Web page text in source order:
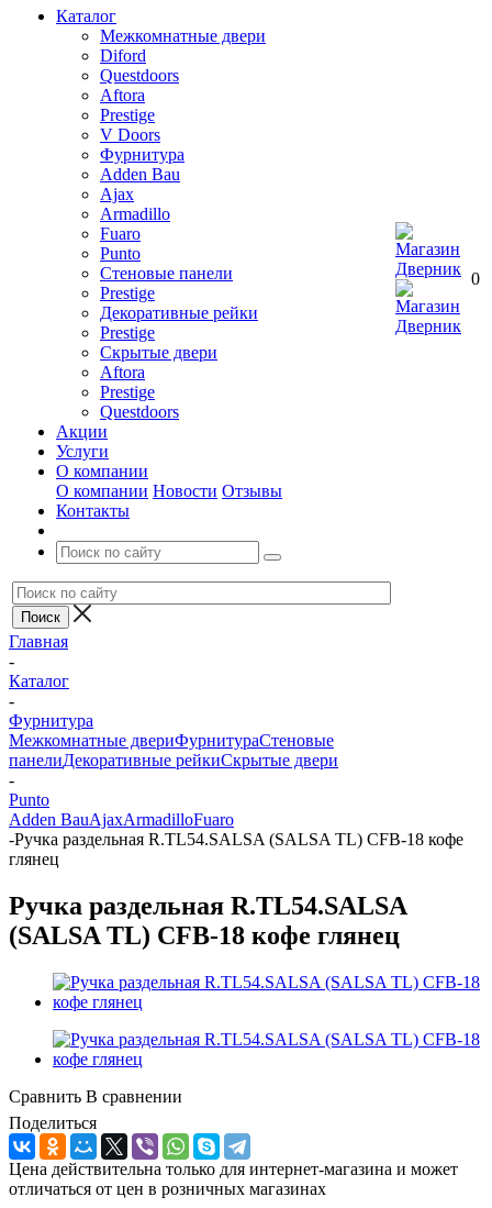
Каталог
Межкомнатные двери
Diford
Questdoors
Aftora
Prestige
V Doors
Фурнитура
Adden Bau
Ajax
Armadillo
Fuaro
Punto
Стеновые панели
Prestige
Декоративные рейки
Prestige
Скрытые двери
Aftora
Prestige
Questdoors
Акции
Услуги
О компании
О компании Новости Отзывы
Контакты
0
Главная
-
Каталог
-
Фурнитура
Межкомнатные двериФурнитураСтеновые
панелиДекоративные рейкиСкрытые двери
-
Punto
Adden BauAjaxArmadilloFuaro
-Ручка раздельная R.TL54.SALSA (SALSA TL) CFB-18 кофе
глянец
Ручка раздельная R.TL54.SALSA
(SALSA TL) CFB-18 кофе глянец
Сравнить В сравнении
Поделиться
Цена действительна только для интернет-магазина и может
отличаться от цен в розничных магазинах